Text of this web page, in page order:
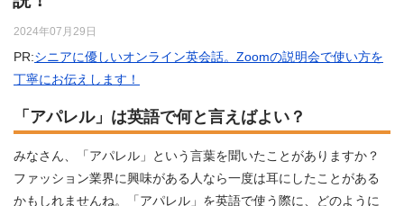
2024年07月29日
PR:シニアに優しいオンライン英会話。Zoomの説明会で使い方を
丁寧にお伝えします！
「アパレル」は英語で何と言えばよい？
みなさん、「アパレル」という言葉を聞いたことがありますか？
ファッション業界に興味がある人なら一度は耳にしたことがある
かもしれませんね。「アパレル」を英語で使う際に、どのように